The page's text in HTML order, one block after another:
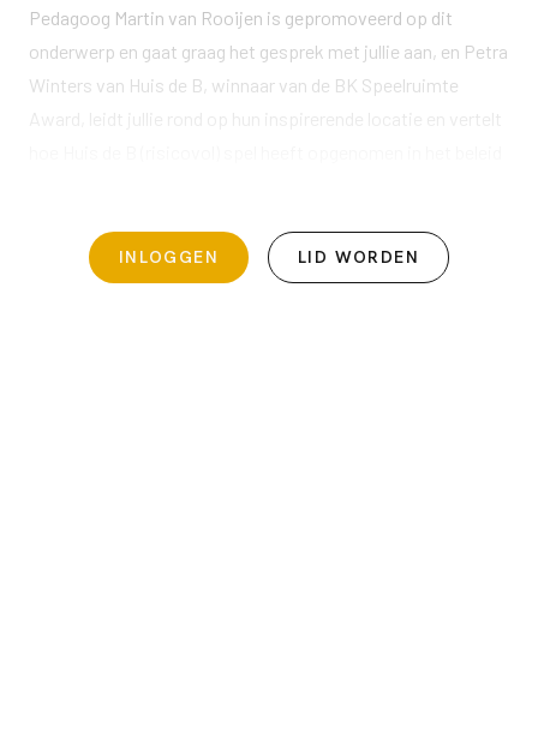
Pedagoog Martin van Rooijen is gepromoveerd op dit
onderwerp en gaat graag het gesprek met jullie aan, en Petra
Winters van Huis de B, winnaar van de BK Speelruimte
INLOGGEN LID WORDEN